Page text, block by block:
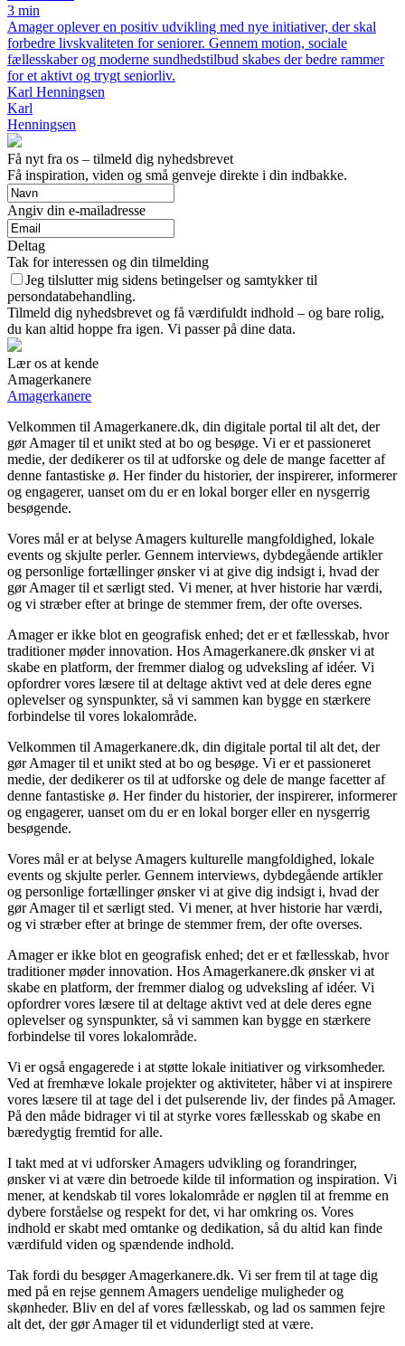
3 min
Amager oplever en positiv udvikling med nye initiativer, der skal
forbedre livskvaliteten for seniorer. Gennem motion, sociale
fællesskaber og moderne sundhedstilbud skabes der bedre rammer
for et aktivt og trygt seniorliv.
Karl Henningsen
Karl
Henningsen
Få nyt fra os – tilmeld dig nyhedsbrevet
Få inspiration, viden og små genveje direkte i din indbakke.
Angiv din e-mailadresse
Deltag
Tak for interessen og din tilmelding
Jeg tilslutter mig sidens betingelser og samtykker til
persondatabehandling.
Tilmeld dig nyhedsbrevet og få værdifuldt indhold – og bare rolig,
du kan altid hoppe fra igen. Vi passer på dine data.
Lær os at kende
Amagerkanere
Amagerkanere
Velkommen til Amagerkanere.dk, din digitale portal til alt det, der
gør Amager til et unikt sted at bo og besøge. Vi er et passioneret
medie, der dedikerer os til at udforske og dele de mange facetter af
denne fantastiske ø. Her finder du historier, der inspirerer, informerer
og engagerer, uanset om du er en lokal borger eller en nysgerrig
besøgende.
Vores mål er at belyse Amagers kulturelle mangfoldighed, lokale
events og skjulte perler. Gennem interviews, dybdegående artikler
og personlige fortællinger ønsker vi at give dig indsigt i, hvad der
gør Amager til et særligt sted. Vi mener, at hver historie har værdi,
og vi stræber efter at bringe de stemmer frem, der ofte overses.
Amager er ikke blot en geografisk enhed; det er et fællesskab, hvor
traditioner møder innovation. Hos Amagerkanere.dk ønsker vi at
skabe en platform, der fremmer dialog og udveksling af idéer. Vi
opfordrer vores læsere til at deltage aktivt ved at dele deres egne
oplevelser og synspunkter, så vi sammen kan bygge en stærkere
forbindelse til vores lokalområde.
Velkommen til Amagerkanere.dk, din digitale portal til alt det, der
gør Amager til et unikt sted at bo og besøge. Vi er et passioneret
medie, der dedikerer os til at udforske og dele de mange facetter af
denne fantastiske ø. Her finder du historier, der inspirerer, informerer
og engagerer, uanset om du er en lokal borger eller en nysgerrig
besøgende.
Vores mål er at belyse Amagers kulturelle mangfoldighed, lokale
events og skjulte perler. Gennem interviews, dybdegående artikler
og personlige fortællinger ønsker vi at give dig indsigt i, hvad der
gør Amager til et særligt sted. Vi mener, at hver historie har værdi,
og vi stræber efter at bringe de stemmer frem, der ofte overses.
Amager er ikke blot en geografisk enhed; det er et fællesskab, hvor
traditioner møder innovation. Hos Amagerkanere.dk ønsker vi at
skabe en platform, der fremmer dialog og udveksling af idéer. Vi
opfordrer vores læsere til at deltage aktivt ved at dele deres egne
oplevelser og synspunkter, så vi sammen kan bygge en stærkere
forbindelse til vores lokalområde.
Vi er også engagerede i at støtte lokale initiativer og virksomheder.
Ved at fremhæve lokale projekter og aktiviteter, håber vi at inspirere
vores læsere til at tage del i det pulserende liv, der findes på Amager.
På den måde bidrager vi til at styrke vores fællesskab og skabe en
bæredygtig fremtid for alle.
I takt med at vi udforsker Amagers udvikling og forandringer,
ønsker vi at være din betroede kilde til information og inspiration. Vi
mener, at kendskab til vores lokalområde er nøglen til at fremme en
dybere forståelse og respekt for det, vi har omkring os. Vores
indhold er skabt med omtanke og dedikation, så du altid kan finde
værdifuld viden og spændende indhold.
Tak fordi du besøger Amagerkanere.dk. Vi ser frem til at tage dig
med på en rejse gennem Amagers uendelige muligheder og
skønheder. Bliv en del af vores fællesskab, og lad os sammen fejre
alt det, der gør Amager til et vidunderligt sted at være.